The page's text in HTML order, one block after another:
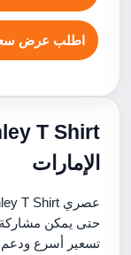
اطلب عرض
الإمارات
حتى يمكن
تسعير أسرع ودعم